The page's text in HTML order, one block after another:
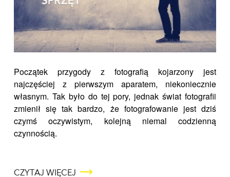
Początek przygody z fotografią kojarzony jest
najczęściej z pierwszym aparatem, niekoniecznie
własnym. Tak było do tej pory, jednak świat fotografii
zmienił się tak bardzo, że fotografowanie jest dziś
czymś oczywistym, kolejną niemal codzienną
czynnością.
CZYTAJ WIĘCEJ